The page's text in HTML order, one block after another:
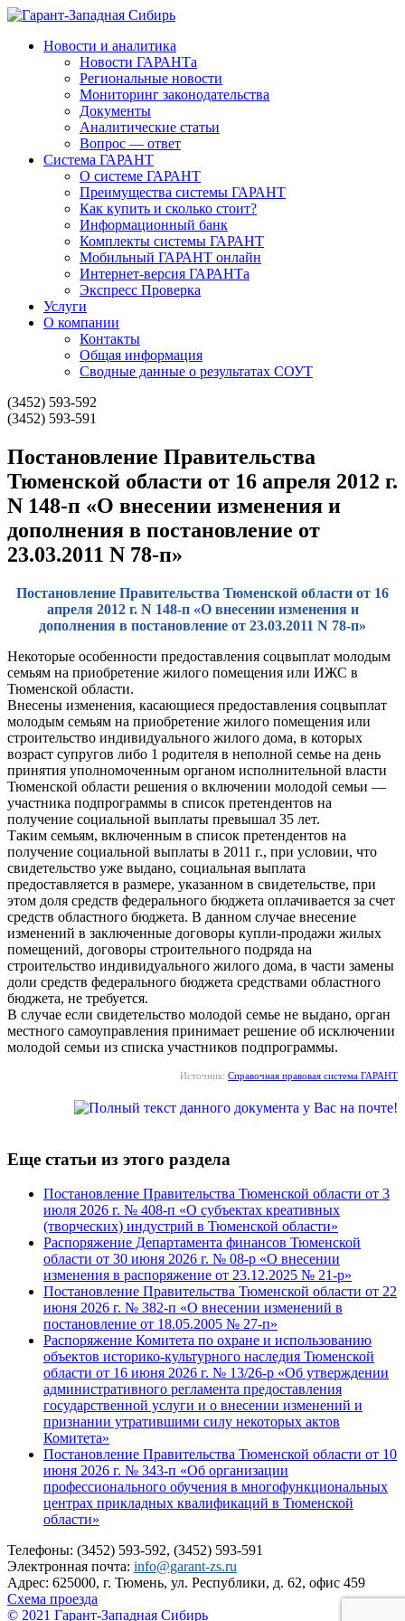
Новости и аналитика
Новости ГАРАНТа
Региональные новости
Мониторинг законодательства
Документы
Аналитические статьи
Вопрос — ответ
Система ГАРАНТ
О системе ГАРАНТ
Преимущества системы ГАРАНТ
Как купить и сколько стоит?
Информационный банк
Комплекты системы ГАРАНТ
Мобильный ГАРАНТ онлайн
Интернет-версия ГАРАНТа
Экспресс Проверка
Услуги
О компании
Контакты
Общая информация
Сводные данные о результатах СОУТ
(3452) 593-592
(3452) 593-591
Постановление Правительства
Тюменской области от 16 апреля 2012 г.
N 148-п «О внесении изменения и
дополнения в постановление от
23.03.2011 N 78-п»
Постановление Правительства Тюменской области от 16
апреля 2012 г. N 148-п «О внесении изменения и
дополнения в постановление от 23.03.2011 N 78-п»
Некоторые особенности предоставления соцвыплат молодым
семьям на приобретение жилого помещения или ИЖС в
Тюменской области.
Внесены изменения, касающиеся предоставления соцвыплат
молодым семьям на приобретение жилого помещения или
строительство индивидуального жилого дома, в которых
возраст супругов либо 1 родителя в неполной семье на день
принятия уполномоченным органом исполнительной власти
Тюменской области решения о включении молодой семьи —
участника подпрограммы в список претендентов на
получение социальной выплаты превышал 35 лет.
Таким семьям, включенным в список претендентов на
получение социальной выплаты в 2011 г., при условии, что
свидетельство уже выдано, социальная выплата
предоставляется в размере, указанном в свидетельстве, при
этом доля средств федерального бюджета оплачивается за счет
средств областного бюджета. В данном случае внесение
изменений в заключенные договоры купли-продажи жилых
помещений, договоры строительного подряда на
строительство индивидуального жилого дома, в части замены
доли средств федерального бюджета средствами областного
бюджета, не требуется.
В случае если свидетельство молодой семье не выдано, орган
местного самоуправления принимает решение об исключении
молодой семьи из списка участников подпрограммы.
Источник: Справочная правовая система ГАРАНТ
Еще статьи из этого раздела
Постановление Правительства Тюменской области от 3
июля 2026 г. № 408-п «О субъектах креативных
(творческих) индустрий в Тюменской области»
Распоряжение Департамента финансов Тюменской
области от 30 июня 2026 г. № 08-р «О внесении
изменения в распоряжение от 23.12.2025 № 21-р»
Постановление Правительства Тюменской области от 22
июня 2026 г. № 382-п «О внесении изменений в
постановление от 18.05.2005 № 27-п»
Распоряжение Комитета по охране и использованию
объектов историко-культурного наследия Тюменской
области от 16 июня 2026 г. № 13/26-р «Об утверждении
административного регламента предоставления
государственной услуги и о внесении изменений и
признании утратившими силу некоторых актов
Комитета»
Постановление Правительства Тюменской области от 10
июня 2026 г. № 343-п «Об организации
профессионального обучения в многофункциональных
центрах прикладных квалификаций в Тюменской
области»
Телефоны: (3452) 593-592, (3452) 593-591
Электронная почта: info@garant-zs.ru
Адрес: 625000, г. Тюмень, ул. Республики, д. 62, офис 459
Схема проезда
© 2021 Гарант-Западная Сибирь